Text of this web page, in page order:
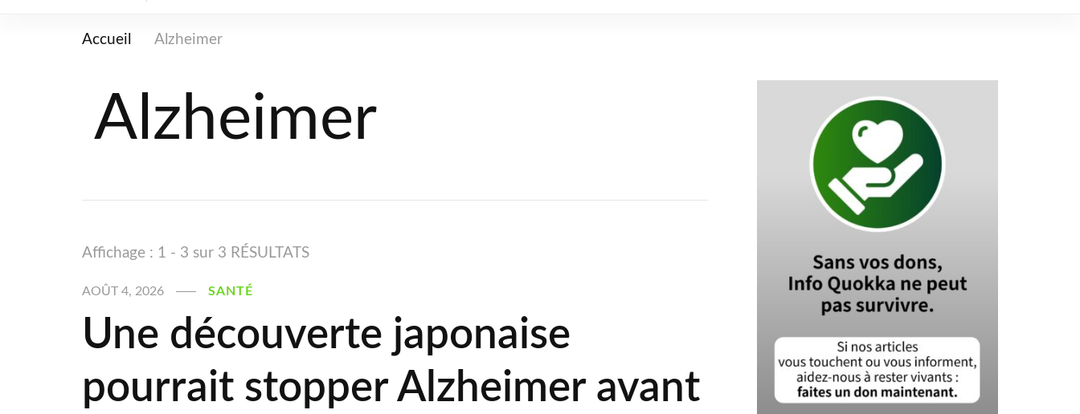
Accueil Alzheimer
Alzheimer
Affichage : 1 - 3 sur 3 RÉSULTATS
AOÛT 4, 2026 SANTÉ
Une découverte japonaise
pourrait stopper Alzheimer avant